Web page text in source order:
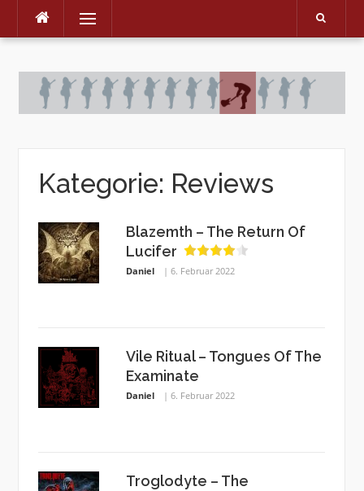
Skip
Menu
Kategorie: Reviews
Blazemth – The Return Of
Lucifer
Daniel 6. Februar 2022
Vile Ritual – Tongues Of The
Examinate
Daniel 6. Februar 2022
Troglodyte – The